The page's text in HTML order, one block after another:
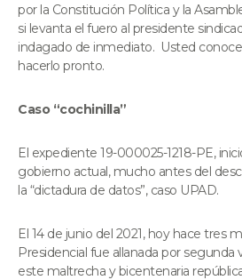
por la Constitución Política y la
si levanta el fuero al presidente
indagado de inmediato. Usted
hacerlo pronto.
Caso “cochinilla”
El expediente 19-000025-1218-PE,
gobierno actual, mucho antes del
la “dictadura de datos”, caso UPAD.
El 14 de junio del 2021, hoy hace tres
Presidencial fue allanada por segunda
este maltrecha y bicentenaria